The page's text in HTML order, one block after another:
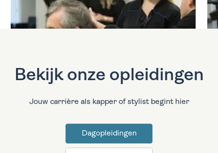
Bekijk onze opleidingen
Jouw carrière als kapper of stylist begint hier
Dagopleidingen